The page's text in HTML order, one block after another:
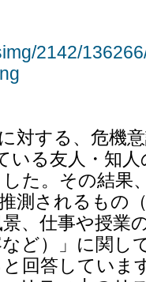
2142/
対する、危機
いる友人・知
た。その結果
測されるもの
、仕事や授業
ど）」に関し
回答していま